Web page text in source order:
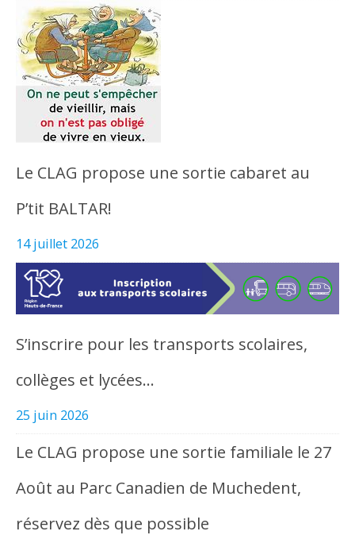
Le CLAG propose une sortie cabaret au
P’tit BALTAR!
14 juillet 2026
S’inscrire pour les transports scolaires,
collèges et lycées…
25 juin 2026
Le CLAG propose une sortie familiale le 27
Août au Parc Canadien de Muchedent,
réservez dès que possible